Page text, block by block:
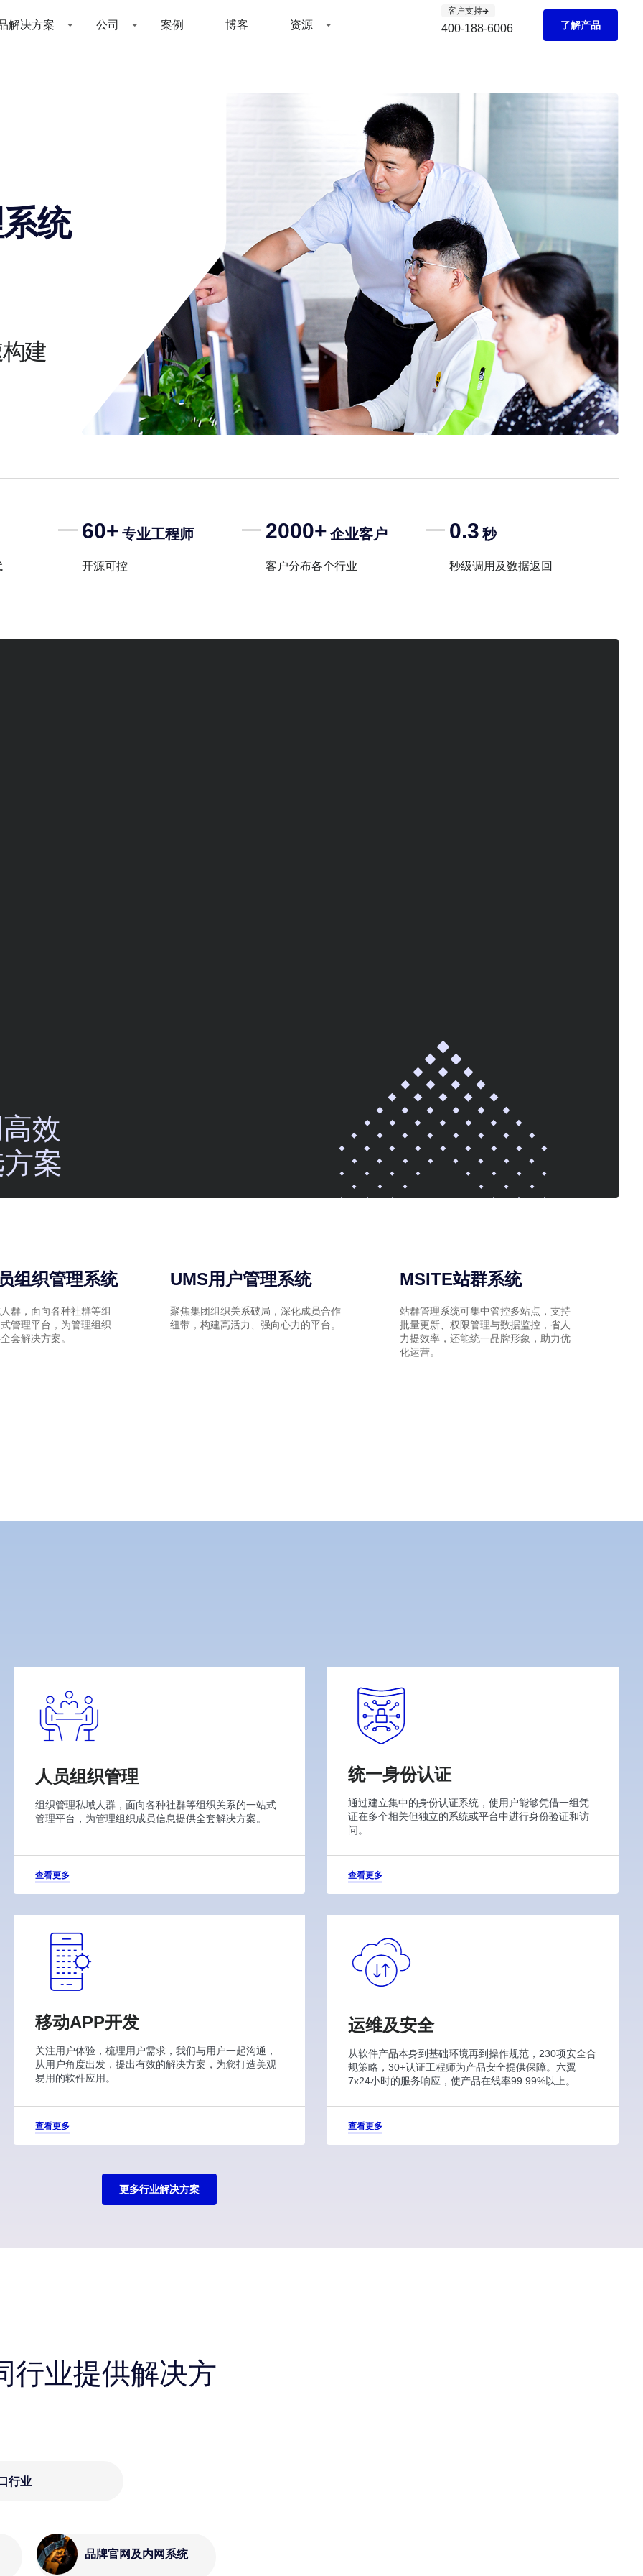
解决方案 公司 案例 博客 资源
客户支持
400-188-6006 了解产品
统
建
60+ 专业工程师
开源可控
2000+ 企业客户
客户分布各个行业
0.3 秒
秒级调用及数据返回
效
案
组织管理系统
群，面向各种社群等组
管理平台，为管理组织
套解决方案。
UMS用户管理系统
聚焦集团组织关系破局，深化成员合作
纽带，构建高活力、强向心力的平台。
MSITE站群系统
站群管理系统可集中管控多站点，支持
批量更新、权限管理与数据监控，省人
力提效率，还能统一品牌形象，助力优
化运营。
人员组织管理
组织管理私域人群，面向各种社群等组织关系的一站式
管理平台，为管理组织成员信息提供全套解决方案。
查看更多
统一身份认证
通过建立集中的身份认证系统，使用户能够凭借一组凭
证在多个相关但独立的系统或平台中进行身份验证和访
问。
查看更多
移动APP开发
关注用户体验，梳理用户需求，我们与用户一起沟通，
从用户角度出发，提出有效的解决方案，为您打造美观
易用的软件应用。
查看更多
运维及安全
从软件产品本身到基础环境再到操作规范，230项安全合
规策略，30+认证工程师为产品安全提供保障。六翼
7x24小时的服务响应，使产品在线率99.99%以上。
查看更多
更多行业解决方案
行业提供解决方
行业
品牌官网及内网系统